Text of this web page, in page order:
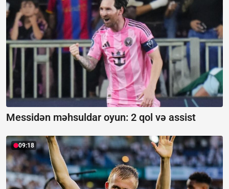
Messidən məhsuldar oyun: 2 qol və assist
09:18